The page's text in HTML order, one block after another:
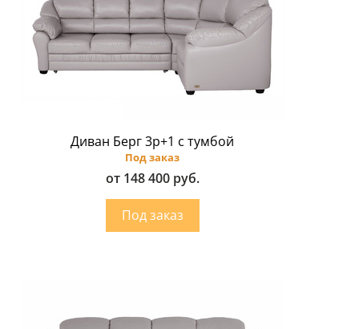
Диван Берг 3р+1 с тумбой
Под заказ
от 148 400 руб.